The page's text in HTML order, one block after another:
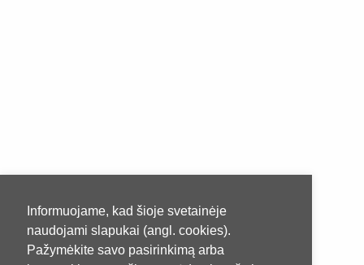
Informuojame, kad šioje svetainėje
naudojami slapukai (angl. cookies).
Pažymėkite savo pasirinkimą arba